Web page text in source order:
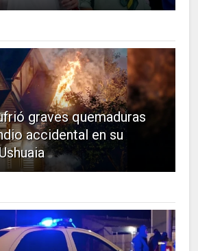
graves quemaduras
accidental en su